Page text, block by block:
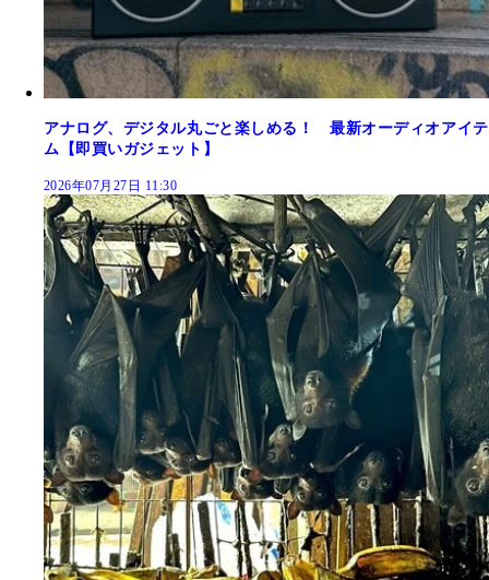
アナログ、デジタル丸ごと楽しめる！ 最新オーディオアイテ
ム【即買いガジェット】
2026年07月27日 11:30